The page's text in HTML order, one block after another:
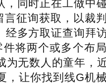
，同时正在工做中
征询获取，以裁
多方取证查询拜
将两个或多个布
无数人的童年，
，让你找到线G机